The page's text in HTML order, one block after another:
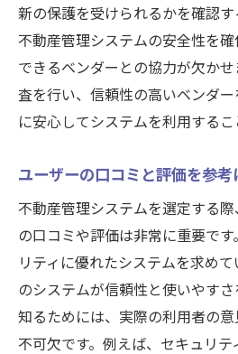
新の保護を受けられるかを確認す
不動産管理システムの安全性を
できるベンダーとの協力が欠か
査を行い、信頼性の高いベンダ
に安心してシステムを利用するこ
ユーザーの口コミと評価を参考
不動産管理システムを選定する
の口コミや評価は非常に重要で
リティに優れたシステムを求め
のシステムが信頼性と使いやす
知るためには、実際の利用者の
不可欠です。例えば、セキュリ